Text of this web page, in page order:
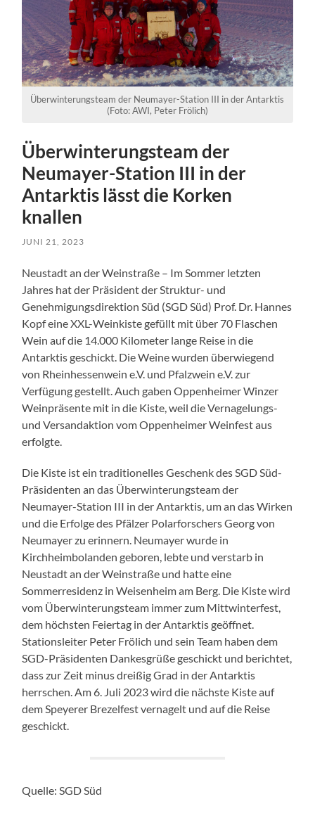
Überwinterungsteam der Neumayer-Station III in der Antarktis
(Foto: AWI, Peter Frölich)
Überwinterungsteam der
Neumayer-Station III in der
Antarktis lässt die Korken
knallen
JUNI 21, 2023
Neustadt an der Weinstraße – Im Sommer letzten
Jahres hat der Präsident der Struktur- und
Genehmigungsdirektion Süd (SGD Süd) Prof. Dr. Hannes
Kopf eine XXL-Weinkiste gefüllt mit über 70 Flaschen
Wein auf die 14.000 Kilometer lange Reise in die
Antarktis geschickt. Die Weine wurden überwiegend
von Rheinhessenwein e.V. und Pfalzwein e.V. zur
Verfügung gestellt. Auch gaben Oppenheimer Winzer
Weinpräsente mit in die Kiste, weil die Vernagelungs-
und Versandaktion vom Oppenheimer Weinfest aus
erfolgte.
Die Kiste ist ein traditionelles Geschenk des SGD Süd-
Präsidenten an das Überwinterungsteam der
Neumayer-Station III in der Antarktis, um an das Wirken
und die Erfolge des Pfälzer Polarforschers Georg von
Neumayer zu erinnern. Neumayer wurde in
Kirchheimbolanden geboren, lebte und verstarb in
Neustadt an der Weinstraße und hatte eine
Sommerresidenz in Weisenheim am Berg. Die Kiste wird
vom Überwinterungsteam immer zum Mittwinterfest,
dem höchsten Feiertag in der Antarktis geöffnet.
Stationsleiter Peter Frölich und sein Team haben dem
SGD-Präsidenten Dankesgrüße geschickt und berichtet,
dass zur Zeit minus dreißig Grad in der Antarktis
herrschen. Am 6. Juli 2023 wird die nächste Kiste auf
dem Speyerer Brezelfest vernagelt und auf die Reise
geschickt.
Quelle: SGD Süd